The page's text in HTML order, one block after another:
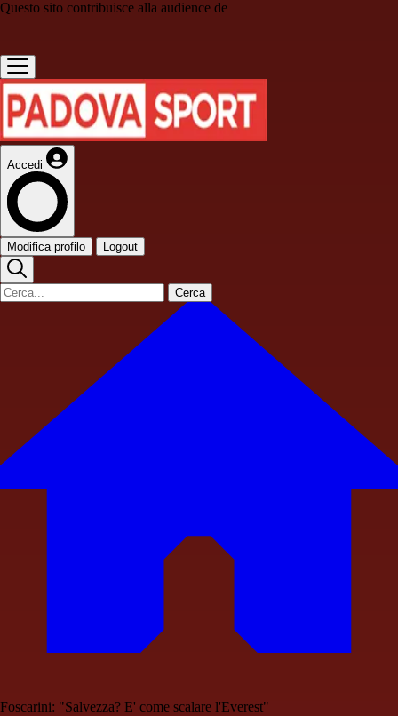
Questo sito contribuisce alla audience de
Accedi
Modifica profilo Logout
Cerca
Foscarini: "Salvezza? E' come scalare l'Everest"